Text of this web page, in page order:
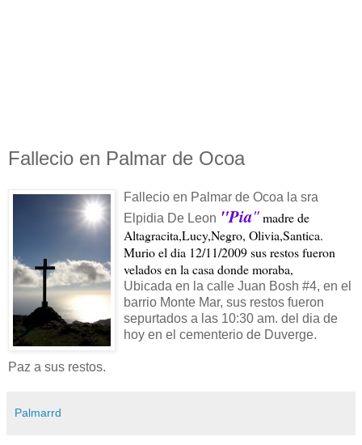
Fallecio en Palmar de Ocoa
Fallecio en Palmar de Ocoa la sra
Elpidia De Leon "Pia"madre de
Altagracita,Lucy,Negro, Olivia,Santica.
Murio el dia 12/11/2009 sus restos fueron
velados en la casa donde moraba,
Ubicada en la calle Juan Bosh #4, en el
barrio Monte Mar, sus restos fueron
sepurtados a las 10:30 am. del dia de
hoy en el cementerio de Duverge.
Paz a sus restos.
Palmarrd